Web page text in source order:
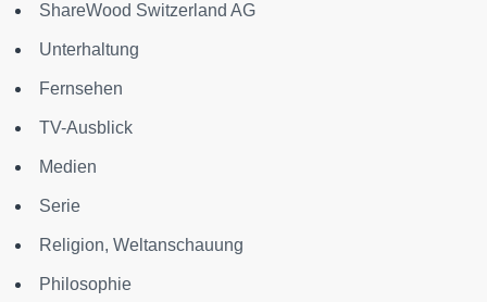
ShareWood Switzerland AG
Unterhaltung
Fernsehen
TV-Ausblick
Medien
Serie
Religion, Weltanschauung
Philosophie